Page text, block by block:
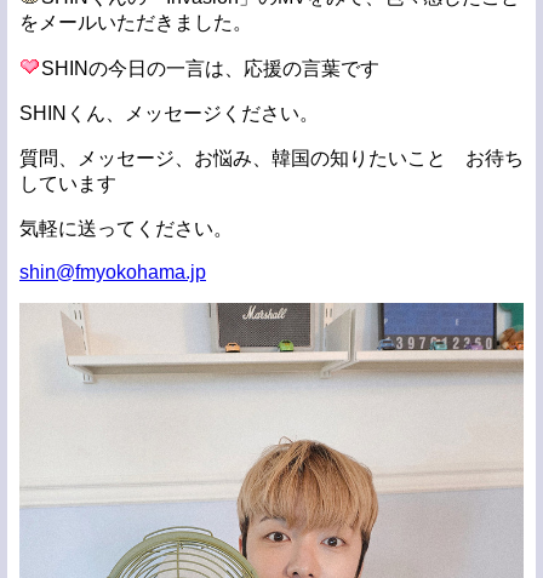
をメールいただきました。
SHINの今日の一言は、応援の言葉です
SHINくん、メッセージください。
質問、メッセージ、お悩み、韓国の知りたいこと お待ち
しています
気軽に送ってください。
shin@fmyokohama.jp